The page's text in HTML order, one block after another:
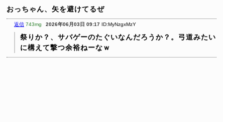
おっちゃん、矢を避けてるぜ
返信 743mg 2026年06月03日 09:17 ID:MyNzgxMzY
祭りか？、サバゲーのたぐいなんだろうか？。弓道みたい
に構えて撃つ余裕ねーなｗ